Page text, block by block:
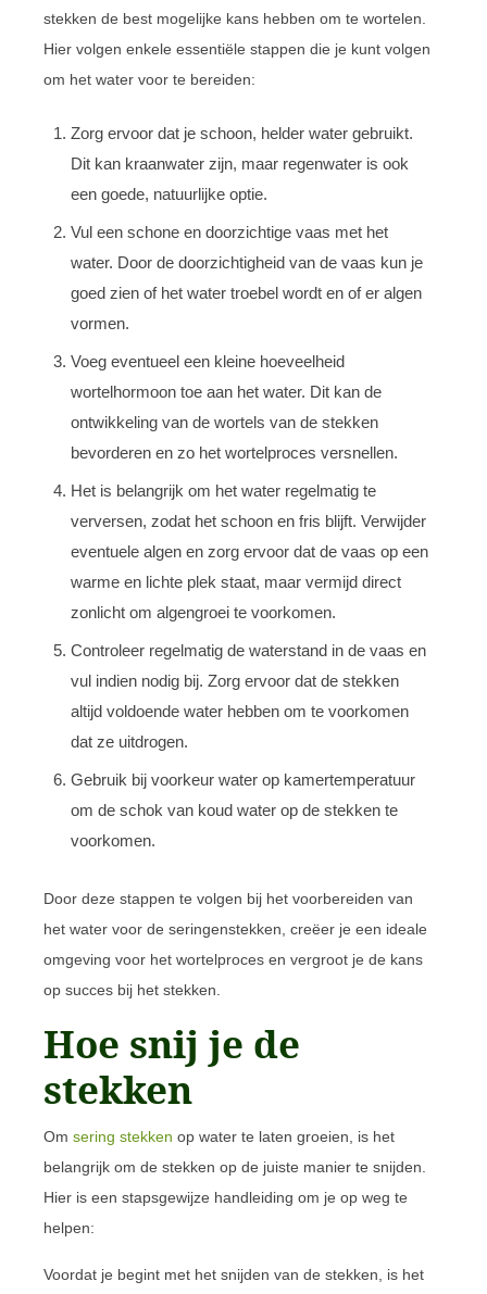
stekken de best mogelijke kans hebben om te wortelen.
Hier volgen enkele essentiële stappen die je kunt volgen
om het water voor te bereiden:
Zorg ervoor dat je schoon, helder water gebruikt.
Dit kan kraanwater zijn, maar regenwater is ook
een goede, natuurlijke optie.
Vul een schone en doorzichtige vaas met het
water. Door de doorzichtigheid van de vaas kun je
goed zien of het water troebel wordt en of er algen
vormen.
Voeg eventueel een kleine hoeveelheid
wortelhormoon toe aan het water. Dit kan de
ontwikkeling van de wortels van de stekken
bevorderen en zo het wortelproces versnellen.
Het is belangrijk om het water regelmatig te
verversen, zodat het schoon en fris blijft. Verwijder
eventuele algen en zorg ervoor dat de vaas op een
warme en lichte plek staat, maar vermijd direct
zonlicht om algengroei te voorkomen.
Controleer regelmatig de waterstand in de vaas en
vul indien nodig bij. Zorg ervoor dat de stekken
altijd voldoende water hebben om te voorkomen
dat ze uitdrogen.
Gebruik bij voorkeur water op kamertemperatuur
om de schok van koud water op de stekken te
voorkomen.
Door deze stappen te volgen bij het voorbereiden van
het water voor de seringenstekken, creëer je een ideale
omgeving voor het wortelproces en vergroot je de kans
op succes bij het stekken.
Hoe snij je de
stekken
Om sering stekken op water te laten groeien, is het
belangrijk om de stekken op de juiste manier te snijden.
Hier is een stapsgewijze handleiding om je op weg te
helpen:
Voordat je begint met het snijden van de stekken, is het